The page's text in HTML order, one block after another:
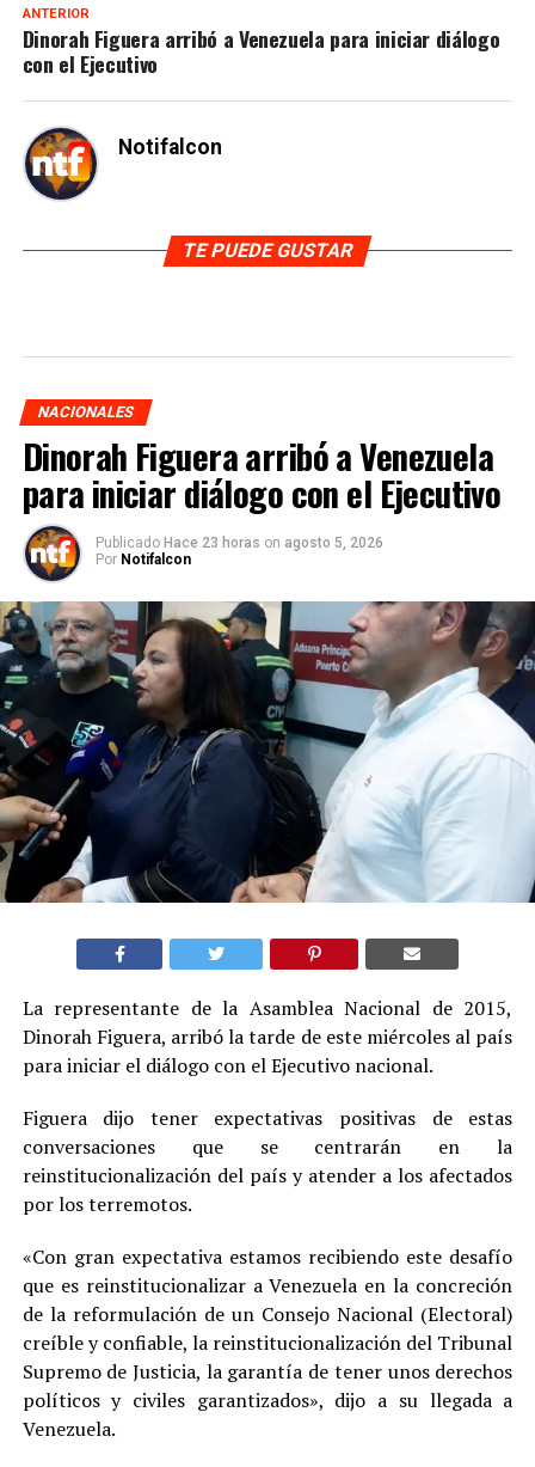
ANTERIOR
Dinorah Figuera arribó a Venezuela para iniciar diálogo
con el Ejecutivo
Notifalcon
TE PUEDE GUSTAR
NACIONALES
Dinorah Figuera arribó a Venezuela
para iniciar diálogo con el Ejecutivo
Publicado Hace 23 horas on agosto 5, 2026
Por Notifalcon
La representante de la Asamblea Nacional de 2015,
Dinorah Figuera, arribó la tarde de este miércoles al país
para iniciar el diálogo con el Ejecutivo nacional.
Figuera dijo tener expectativas positivas de estas
conversaciones que se centrarán en la
reinstitucionalización del país y atender a los afectados
por los terremotos.
«Con gran expectativa estamos recibiendo este desafío
que es reinstitucionalizar a Venezuela en la concreción
de la reformulación de un Consejo Nacional (Electoral)
creíble y confiable, la reinstitucionalización del Tribunal
Supremo de Justicia, la garantía de tener unos derechos
políticos y civiles garantizados», dijo a su llegada a
Venezuela.